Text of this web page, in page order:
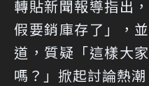
轉貼新聞報導指出
假要銷庫存了」，
道，質疑「這樣大
嗎？」掀起討論熱潮